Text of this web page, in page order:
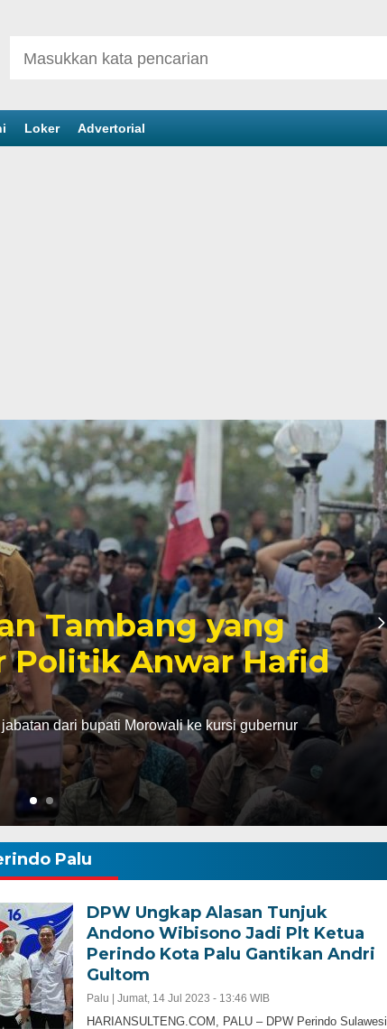
Loker Advertorial
Tambang yang
Politik Anwar Hafid
dari bupati Morowali ke kursi gubernur
Palu
DPW Ungkap Alasan Tunjuk
Andono Wibisono Jadi Plt Ketua
Perindo Kota Palu Gantikan Andri
Gultom
Palu | Jumat, 14 Jul 2023 - 13:46 WIB
HARIANSULTENG.COM, PALU – DPW Perindo Sulawesi